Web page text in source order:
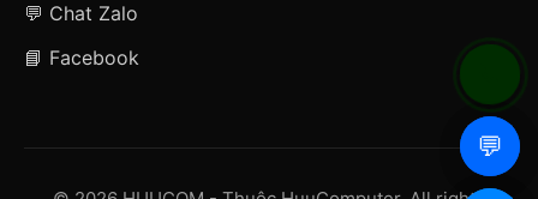
💬 Chat Zalo
📘 Facebook
💬
💬